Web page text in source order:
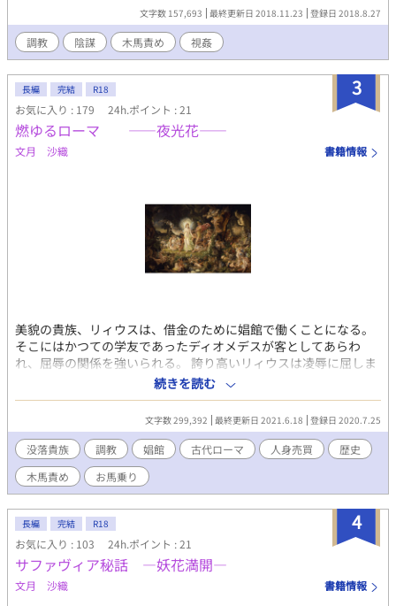
れていく……。 誇り高い青年貴族が敵王によって凌辱のかぎりを
尽くされ、淫らな性奴隷に墜ちていく、というお話です。 かなり
激しい性描写があります。１８歳以下の方はご遠慮ください。
文字数 157,693 最終更新日 2018.11.23 登録日 2018.8.27
調教 陰謀 木馬責め 視姦
3
長編 完結 R18
お気に入り : 179 24h.ポイント : 21
燃ゆるローマ ――夜光花――
文月 沙織 書籍情報
美貌の貴族、リィウスは、借金のために娼館で働くことになる。
そこにはかつての学友であったディオメデスが客としてあらわ
れ、屈辱の関係を強いられる。 誇り高いリィウスは凌辱に屈しま
いと思うが、周囲の人間の思惑によって、墜ちていく。 過激な性
描写があります。1８歳未満の方はご遠慮ください。 当作品に
は、現代では不適切な言葉が出てきますが、歴史背景を考慮して
ご了承下さい。 また、そういった場面や言葉に抵抗がある方は、
ご遠慮ください。
続きを読む
文字数 299,392 最終更新日 2021.6.18 登録日 2020.7.25
没落貴族 調教 娼館 古代ローマ 人身売買
歴史
木馬責め
お馬乗り
4
長編 完結 R18
お気に入り : 103 24h.ポイント : 21
サファヴィア秘話 ―妖花満開―
文月 沙織 書籍情報